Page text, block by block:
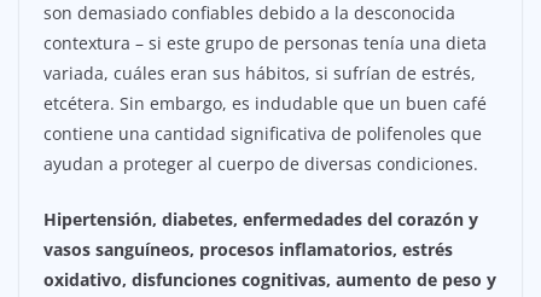
son demasiado confiables debido a la desconocida
contextura – si este grupo de personas tenía una dieta
variada, cuáles eran sus hábitos, si sufrían de estrés,
etcétera. Sin embargo, es indudable que un buen café
contiene una cantidad significativa de polifenoles que
ayudan a proteger al cuerpo de diversas condiciones.
Hipertensión, diabetes, enfermedades del corazón y
vasos sanguíneos, procesos inflamatorios, estrés
oxidativo, disfunciones cognitivas, aumento de peso y